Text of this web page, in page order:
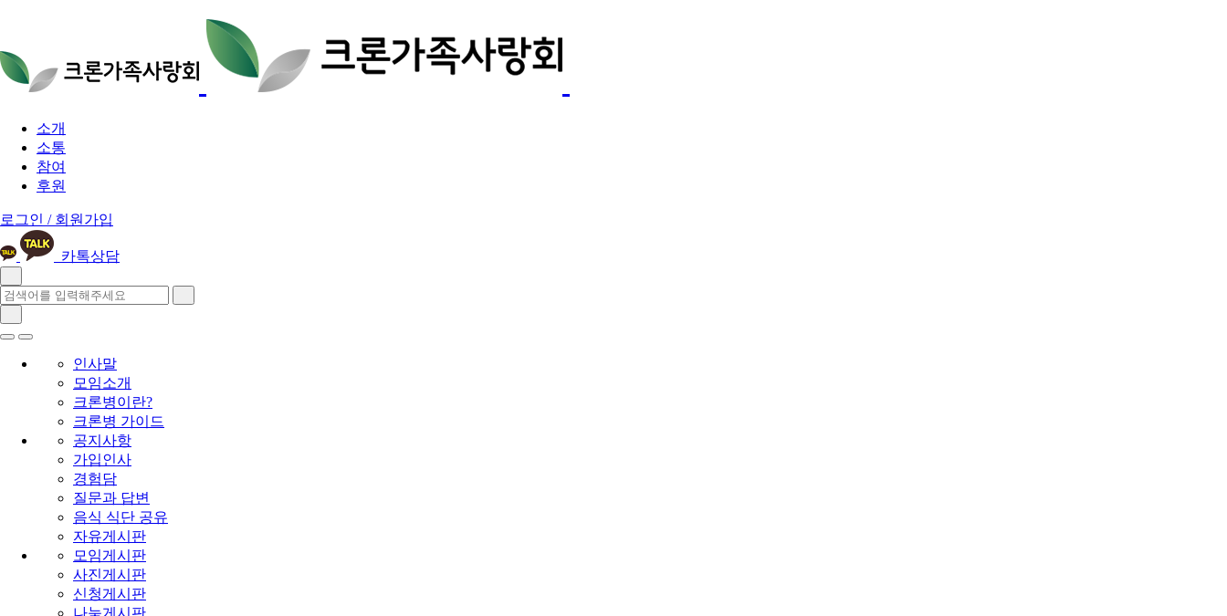
소개
소통
참여
후원
로그인 / 회원가입
카톡상담
인사말
모임소개
크론병이란?
크론병 가이드
공지사항
가입인사
경험담
질문과 답변
음식 식단 공유
자유게시판
모임게시판
사진게시판
신청게시판
나눔게시판